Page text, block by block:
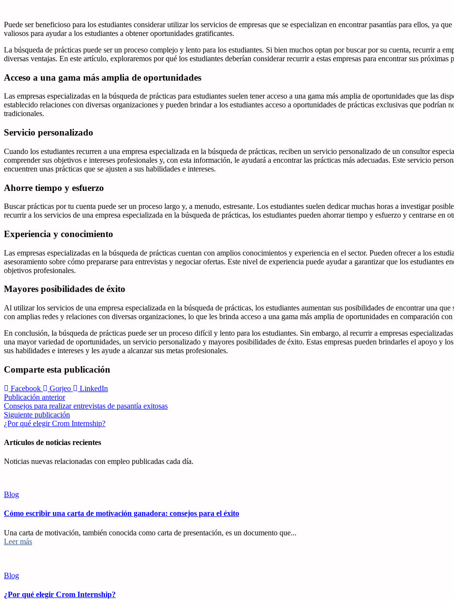
Puede ser beneficioso para los estudiantes considerar utilizar los servicios de empresas que se especializan en encontrar pasantías para ellos, ya
valiosos para ayudar a los estudiantes a obtener oportunidades gratificantes.
La búsqueda de prácticas puede ser un proceso complejo y lento para los estudiantes. Si bien muchos optan por buscar por su cuenta, recurrir a
diversas ventajas. En este artículo, exploraremos por qué los estudiantes deberían considerar recurrir a estas empresas para encontrar sus próximas
Acceso a una gama más amplia de oportunidades
Las empresas especializadas en la búsqueda de prácticas para estudiantes suelen tener acceso a una gama más amplia de oportunidades que las
establecido relaciones con diversas organizaciones y pueden brindar a los estudiantes acceso a oportunidades de prácticas exclusivas que podrían
tradicionales.
Servicio personalizado
Cuando los estudiantes recurren a una empresa especializada en la búsqueda de prácticas, reciben un servicio personalizado de un consultor
comprender sus objetivos e intereses profesionales y, con esta información, le ayudará a encontrar las prácticas más adecuadas. Este servicio
encuentren unas prácticas que se ajusten a sus habilidades e intereses.
Ahorre tiempo y esfuerzo
Buscar prácticas por tu cuenta puede ser un proceso largo y, a menudo, estresante. Los estudiantes suelen dedicar muchas horas a investigar
recurrir a los servicios de una empresa especializada en la búsqueda de prácticas, los estudiantes pueden ahorrar tiempo y esfuerzo y centrarse en
Experiencia y conocimiento
Las empresas especializadas en la búsqueda de prácticas cuentan con amplios conocimientos y experiencia en el sector. Pueden ofrecer a los
asesoramiento sobre cómo prepararse para entrevistas y negociar ofertas. Este nivel de experiencia puede ayudar a garantizar que los estudiantes
objetivos profesionales.
Mayores posibilidades de éxito
Al utilizar los servicios de una empresa especializada en la búsqueda de prácticas, los estudiantes aumentan sus posibilidades de encontrar una que
con amplias redes y relaciones con diversas organizaciones, lo que les brinda acceso a una gama más amplia de oportunidades en comparación
En conclusión, la búsqueda de prácticas puede ser un proceso difícil y lento para los estudiantes. Sin embargo, al recurrir a empresas
una mayor variedad de oportunidades, un servicio personalizado y mayores posibilidades de éxito. Estas empresas pueden brindarles el apoyo y
sus habilidades e intereses y les ayude a alcanzar sus metas profesionales.
Comparte esta publicación
Facebook Gorjeo
LinkedIn
Publicación anterior
Consejos para realizar entrevistas de pasantía exitosas
Siguiente publicación
¿Por qué elegir Crom Internship?
Artículos de noticias recientes
Noticias nuevas relacionadas con empleo publicadas cada día.
Blog
Cómo escribir una carta de motivación ganadora: consejos para el éxito
Una carta de motivación, también conocida como carta de presentación, es un documento que...
Leer más
Blog
¿Por qué elegir Crom Internship?